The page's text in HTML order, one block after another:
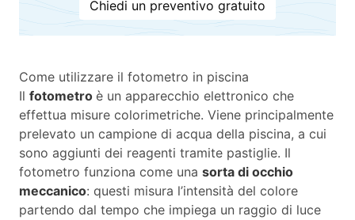
Chiedi un preventivo gratuito
Come utilizzare il fotometro in piscina
Il fotometro è un apparecchio elettronico che
effettua misure colorimetriche. Viene principalmente
prelevato un campione di acqua della piscina, a cui
sono aggiunti dei reagenti tramite pastiglie. Il
fotometro funziona come una sorta di occhio
meccanico: questi misura l’intensità del colore
partendo dal tempo che impiega un raggio di luce